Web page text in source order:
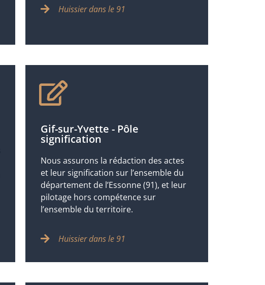
Huissier dans le 91
Gif-sur-Yvette - Pôle
signification
Nous assurons la rédaction des actes
et leur signification sur l’ensemble du
département de l’Essonne (91), et leur
pilotage hors compétence sur
l’ensemble du territoire.
Huissier dans le 91